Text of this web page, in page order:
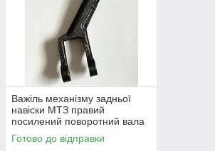
Важіль механізму задньої
навіски МТЗ правий
посилений поворотний вала
навески (вир-во Україна) 80-
4605022 / 80-4605022-А
Готово до відправки